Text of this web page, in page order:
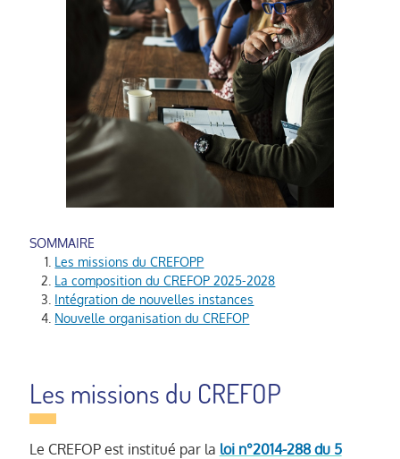
Les missions du CREFOPP
La composition du CREFOP 2025-2028
Intégration de nouvelles instances
Nouvelle organisation du CREFOP
Les missions du CREFOP
Le CREFOP est institué par la loi n°2014-288 du 5